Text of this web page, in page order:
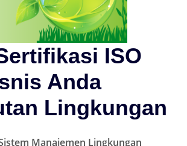
ISO
Anda
Lingkungan
Manajemen Lingkungan